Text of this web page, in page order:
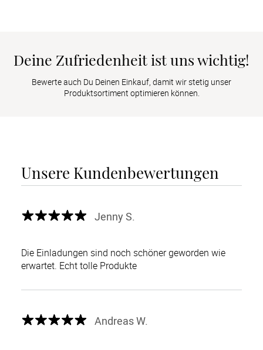
Deine Zufriedenheit ist uns wichtig!
Bewerte auch Du Deinen Einkauf, damit wir stetig unser
Produktsortiment optimieren können.
Unsere Kundenbewertungen
Jenny S.
Die Einladungen sind noch schöner geworden wie
erwartet. Echt tolle Produkte
Andreas W.